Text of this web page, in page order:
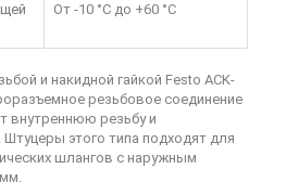
От -10 °C до +60 °C
и накидной гайкой Festo ACK-
резьбовое соединение
внутреннюю резьбу и
этого типа подходят для
шлангов с наружным